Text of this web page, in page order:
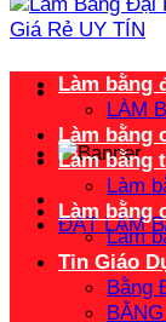
ĐẶT LÀM
Làm bằng
LÀM
Làm bằng
Làm bằng
Làm
Làm bằng
Làm
Tin Giáo
Bằng